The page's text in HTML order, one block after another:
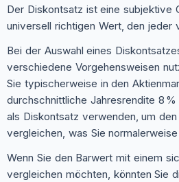
Der Diskontsatz ist eine subjektive
universell richtigen Wert, den jeder
Bei der Auswahl eines
verschiedene Vorgehensweisen
Sie typischerweise in den
durchschnittliche Jahresrendite 8
als Diskontsatz verwenden, um
vergleichen, was Sie
Wenn Sie den Barwert mit einem
vergleichen möchten, könnten Sie